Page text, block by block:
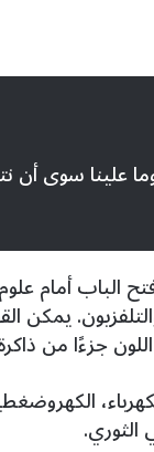
علينا سوى أن
الباب أمام
يمكن
جزءًا من
الثوري.